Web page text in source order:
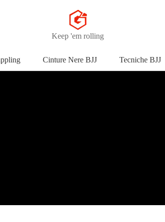
Keep 'em rolling
Cinture Nere BJJ Tecniche BJJ